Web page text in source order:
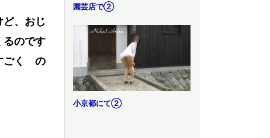
、おじ
のです
ごく の
園芸店で②
小京都にて②